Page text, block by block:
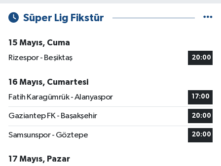
Süper Lig Fikstür
15 Mayıs, Cuma
Rizespor - Beşiktaş
20:00
16 Mayıs, Cumartesi
Fatih Karagümrük - Alanyaspor
17:00
Gaziantep FK - Başakşehir 20:00
Samsunspor - Göztepe 20:00
17 Mayıs, Pazar